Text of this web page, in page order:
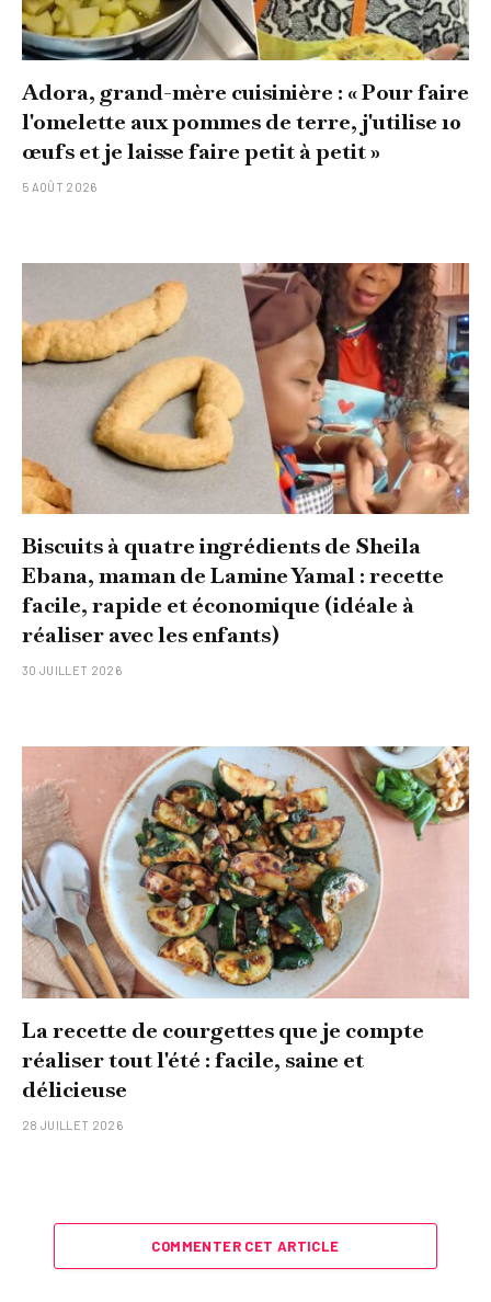
Adora, grand-mère cuisinière : « Pour faire
l'omelette aux pommes de terre, j'utilise 10
œufs et je laisse faire petit à petit »
5 AOÛT 2026
Biscuits à quatre ingrédients de Sheila
Ebana, maman de Lamine Yamal : recette
facile, rapide et économique (idéale à
réaliser avec les enfants)
30 JUILLET 2026
La recette de courgettes que je compte
réaliser tout l'été : facile, saine et
délicieuse
28 JUILLET 2026
COMMENTER CET ARTICLE